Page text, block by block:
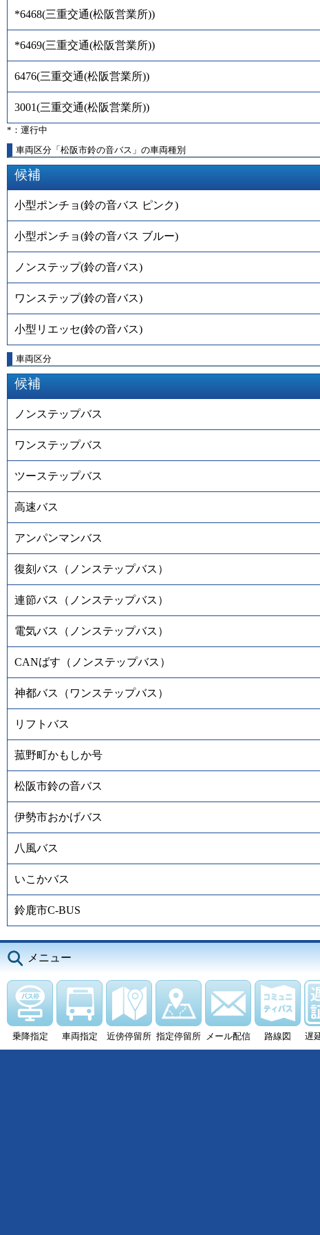
*6468(三重交通(松阪営業所))
*6469(三重交通(松阪営業所))
6476(三重交通(松阪営業所))
3001(三重交通(松阪営業所))
*：運行中
車両区分「松阪市鈴の音バス」の車両種別
候補
小型ポンチョ(鈴の音バス ピンク)
小型ポンチョ(鈴の音バス ブルー)
ノンステップ(鈴の音バス)
ワンステップ(鈴の音バス)
小型リエッセ(鈴の音バス)
車両区分
候補
ノンステップバス
ワンステップバス
ツーステップバス
高速バス
アンパンマンバス
復刻バス（ノンステップバス）
連節バス（ノンステップバス）
電気バス（ノンステップバス）
CANばす（ノンステップバス）
神都バス（ワンステップバス）
リフトバス
菰野町かもしか号
松阪市鈴の音バス
伊勢市おかげバス
八風バス
いこかバス
鈴鹿市C-BUS
メニュー
乗降指定 車両指定 近傍停留所 指定停留所 メール配信 路線図 遅